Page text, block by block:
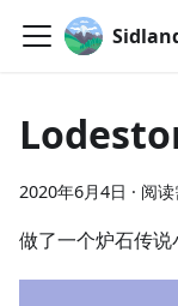
2020年6月4日 · 阅
做了一个炉石传